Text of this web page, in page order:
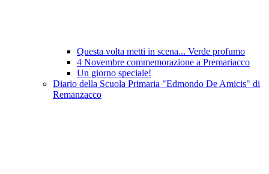
Questa volta metti in scena... Verde profumo
4 Novembre commemorazione a Premariacco
Un giorno speciale!
Diario della Scuola Primaria "Edmondo De Amicis" di
Remanzacco